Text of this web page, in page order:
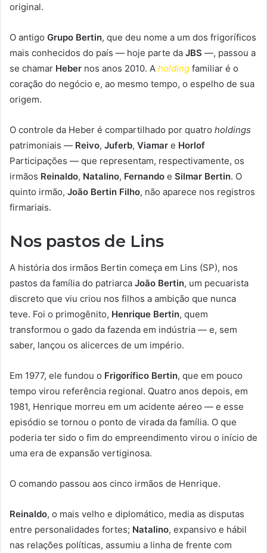
original.
O antigo Grupo Bertin, que deu nome a um dos frigoríficos
mais conhecidos do país — hoje parte da JBS —, passou a
se chamar Heber nos anos 2010. A holding familiar é o
coração do negócio e, ao mesmo tempo, o espelho de sua
origem.
O controle da Heber é compartilhado por quatro holdings
patrimoniais — Reivo, Juferb, Viamar e Horlof
Participações — que representam, respectivamente, os
irmãos Reinaldo, Natalino, Fernando e Silmar Bertin. O
quinto irmão, João Bertin Filho, não aparece nos registros
firmariais.
Nos pastos de Lins
A história dos irmãos Bertin começa em Lins (SP), nos
pastos da família do patriarca João Bertin, um pecuarista
discreto que viu criou nos filhos a ambição que nunca
teve. Foi o primogênito, Henrique Bertin, quem
transformou o gado da fazenda em indústria — e, sem
saber, lançou os alicerces de um império.
Em 1977, ele fundou o Frigorífico Bertin, que em pouco
tempo virou referência regional. Quatro anos depois, em
1981, Henrique morreu em um acidente aéreo — e esse
episódio se tornou o ponto de virada da família. O que
poderia ter sido o fim do empreendimento virou o início de
uma era de expansão vertiginosa.
O comando passou aos cinco irmãos de Henrique.
Reinaldo, o mais velho e diplomático, media as disputas
entre personalidades fortes; Natalino, expansivo e hábil
nas relações políticas, assumiu a linha de frente com